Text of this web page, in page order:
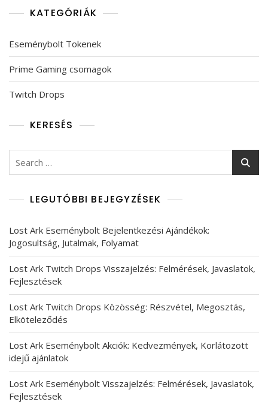
KATEGÓRIÁK
Eseménybolt Tokenek
Prime Gaming csomagok
Twitch Drops
KERESÉS
Search
LEGUTÓBBI BEJEGYZÉSEK
Lost Ark Eseménybolt Bejelentkezési Ajándékok:
Jogosultság, Jutalmak, Folyamat
Lost Ark Twitch Drops Visszajelzés: Felmérések, Javaslatok,
Fejlesztések
Lost Ark Twitch Drops Közösség: Részvétel, Megosztás,
Elköteleződés
Lost Ark Eseménybolt Akciók: Kedvezmények, Korlátozott
idejű ajánlatok
Lost Ark Eseménybolt Visszajelzés: Felmérések, Javaslatok,
Fejlesztések